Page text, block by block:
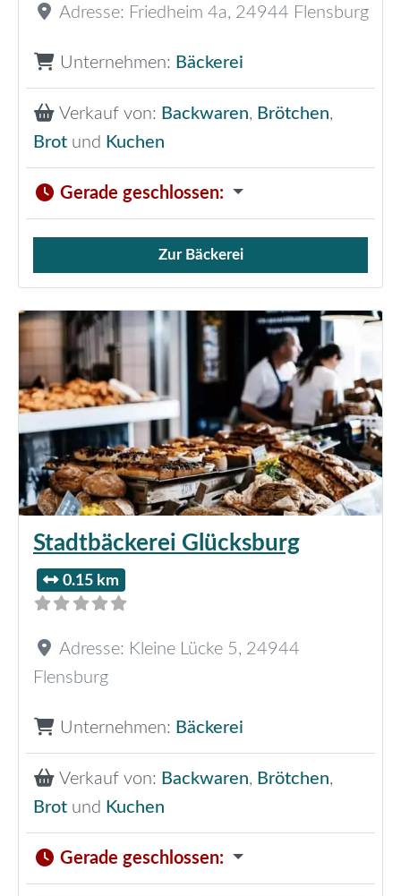
Adresse: Friedheim 4a, 24944 Flensburg
Unternehmen: Bäckerei
Verkauf von: Backwaren, Brötchen,
Brot und Kuchen
Gerade geschlossen:
Verkauf von Brötchen,
Zur Bäckerei
Stadtbäckerei Glücksburg
0.15 km
Adresse: Kleine Lücke 5, 24944
Flensburg
Unternehmen: Bäckerei
Verkauf von: Backwaren, Brötchen,
Brot und Kuchen
Gerade geschlossen: